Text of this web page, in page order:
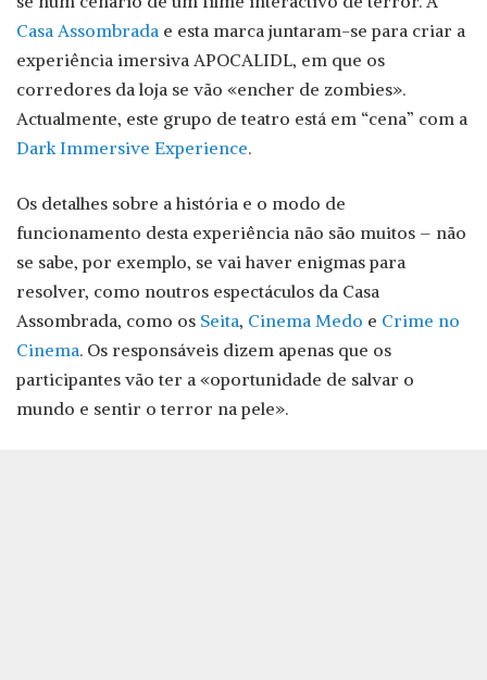
Casa Assombrada e esta marca juntaram-se para criar a
experiência imersiva APOCALIDL, em que os
corredores da loja se vão «encher de zombies».
Actualmente, este grupo de teatro está em “cena” com a
Dark Immersive Experience.
Os detalhes sobre a história e o modo de
funcionamento desta experiência não são muitos – não
se sabe, por exemplo, se vai haver enigmas para
resolver, como noutros espectáculos da Casa
Assombrada, como os Seita, Cinema Medo e Crime no
Cinema. Os responsáveis dizem apenas que os
participantes vão ter a «oportunidade de salvar o
mundo e sentir o terror na pele».